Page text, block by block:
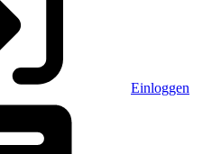
Einloggen